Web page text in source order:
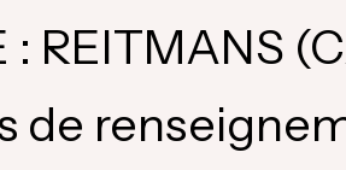
: REITMANS
de